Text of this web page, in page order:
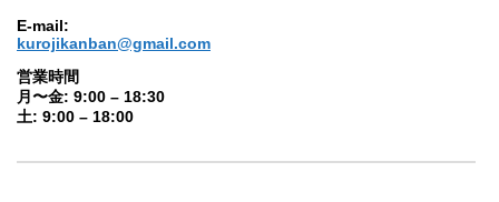
E-mail:
kurojikanban@gmail.com
営業時間
月〜金: 9:00 – 18:30
土: 9:00 – 18:00